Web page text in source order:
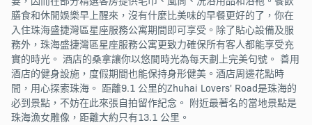
膳食和休閒娛樂早上醒來，沒有什麼比美味的早餐更好的了，你在
入住珠海盛捷灣區星座服務公寓期間即可享受。除了貼心設備及服
務外，珠海盛捷灣區星座服務公寓更致力確保所有客人都能享受充
實的時光。 酒店的桑拿讓你以悠閒時光為每天劃上完美句號。 善用
酒店的健身設施，度假期間也能保持身形健美。酒店周邊花點時
間，用心探索珠海。 距離9.1 公里的Zhuhai Lovers' Road是珠海的
必到景點，不妨在此來張自拍留作紀念。 附近最著名的當地景點是
珠海漁女雕像，距離大約只有13.1 公里。